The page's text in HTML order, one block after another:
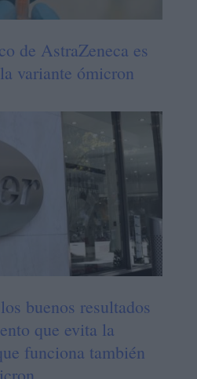
de AstraZeneca es
variante ómicron
buenos resultados
que evita la
funciona también